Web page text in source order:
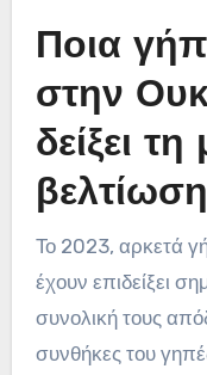
Ποια
στην
δείξει
Το 2023, αρκετά
έχουν επιδείξει
συνολική τους
συνθήκες του